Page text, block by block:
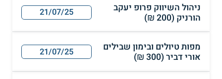
ניהול השיווק פרופ יעקב
הורניק (200 ₪)
21/07/25
מפות טיולים ובימון שבילים
אורי דביר (300 ₪)
21/07/25